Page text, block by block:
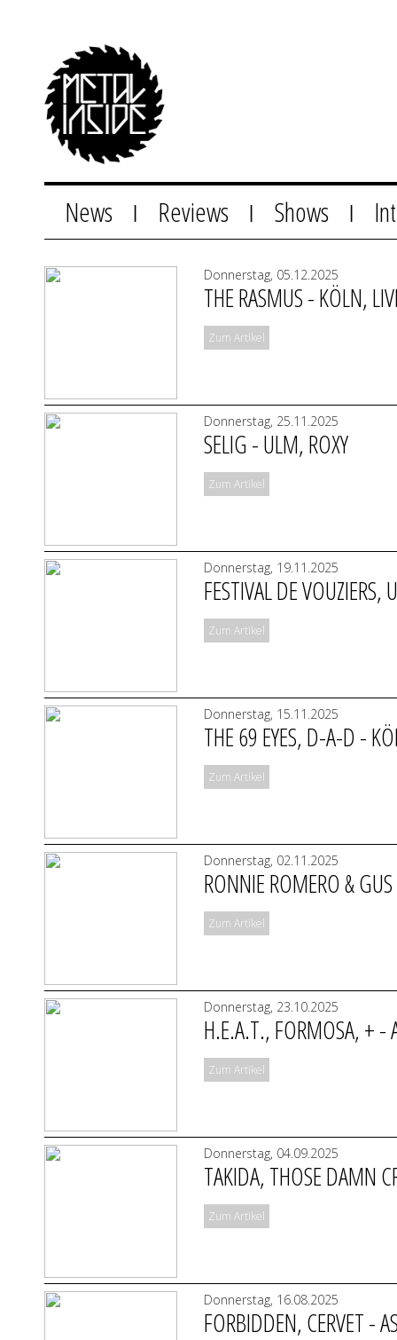
News Reviews Shows
Donnerstag, 05.12.2025
THE RASMUS - KÖLN,
Zum Artikel
Donnerstag, 25.11.2025
SELIG - ULM, ROXY
Zum Artikel
Donnerstag, 19.11.2025
FESTIVAL DE VOUZIERS,
Zum Artikel
Donnerstag, 15.11.2025
THE 69 EYES, D-A-D -
Zum Artikel
Donnerstag, 02.11.2025
RONNIE ROMERO &
Zum Artikel
Donnerstag, 23.10.2025
H.E.A.T., FORMOSA, + -
Zum Artikel
Donnerstag, 04.09.2025
TAKIDA, THOSE DAMN
Zum Artikel
Donnerstag, 16.08.2025
FORBIDDEN, CERVET -